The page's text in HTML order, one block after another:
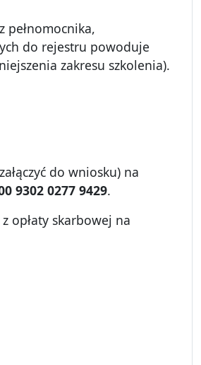
pełnomocnika,
do rejestru powoduje
zakresu szkolenia).
do wniosku) na
9302 0277 9429.
opłaty skarbowej na